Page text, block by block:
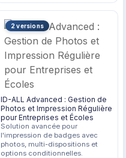
2 versions
ID-ALL Advanced : Gestion de
Photos et Impression Régulière
pour Entreprises et Écoles
Solution avancée pour
l'impression de badges avec
photos, multi-dispositions et
options conditionnelles.